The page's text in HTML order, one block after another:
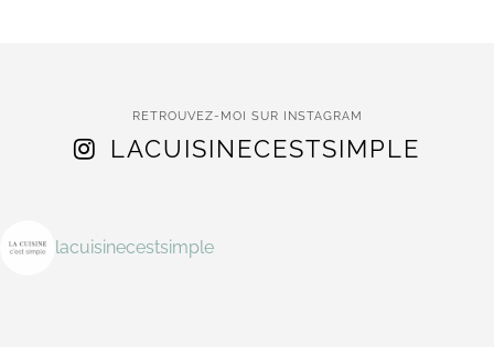
RETROUVEZ-MOI SUR INSTAGRAM
LACUISINECESTSIMPLE
lacuisinecestsimple